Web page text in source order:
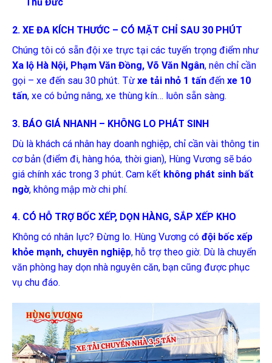
2. XE ĐA KÍCH THƯỚC – CÓ MẶT CHỈ SAU 30 PHÚT
Chúng tôi có sẵn đội xe trực tại các tuyến trọng điểm như
Xa lộ Hà Nội, Phạm Văn Đồng, Võ Văn Ngân, nên chỉ cần
gọi – xe đến sau 30 phút. Từ xe tải nhỏ 1 tấn đến xe 10
tấn, xe có bửng nâng, xe thùng kín… luôn sẵn sàng.
3. BÁO GIÁ NHANH – KHÔNG LO PHÁT SINH
Dù là khách cá nhân hay doanh nghiệp, chỉ cần vài thông tin
cơ bản (điểm đi, hàng hóa, thời gian), Hùng Vương sẽ báo
giá chính xác trong 3 phút. Cam kết không phát sinh bất
ngờ, không mập mờ chi phí.
4. CÓ HỖ TRỢ BỐC XẾP, DỌN HÀNG, SẮP XẾP KHO
Không có nhân lực? Đừng lo. Hùng Vương có đội bốc xếp
khỏe mạnh, chuyên nghiệp, hỗ trợ theo giờ. Dù là chuyển
văn phòng hay dọn nhà nguyên căn, bạn cũng được phục
vụ chu đáo.